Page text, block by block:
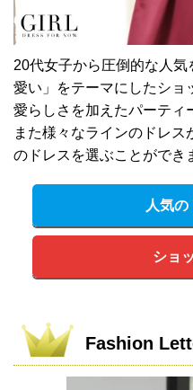
20代女子から圧倒的な人
愛い」をテーマにしたショ
愛らしさを加えたパーティ
また様々なラインのドレ
のドレスを選ぶことができ
人気
ショ
Fashion